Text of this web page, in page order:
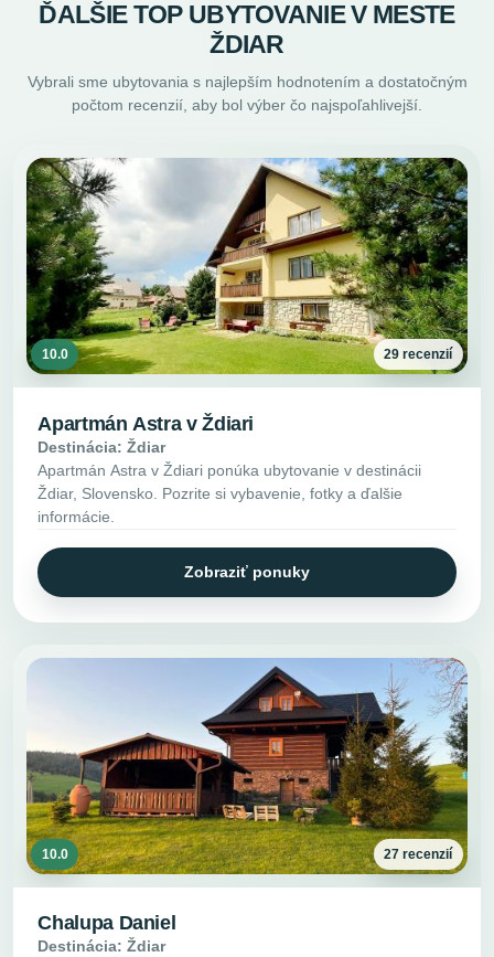
ĎALŠIE TOP UBYTOVANIE V MESTE
ŽDIAR
Vybrali sme ubytovania s najlepším hodnotením a dostatočným
počtom recenzií, aby bol výber čo najspoľahlivejší.
10.0 29 recenzií
Apartmán Astra v Ždiari
Destinácia: Ždiar
Apartmán Astra v Ždiari ponúka ubytovanie v destinácii
Ždiar, Slovensko. Pozrite si vybavenie, fotky a ďalšie
informácie.
Zobraziť ponuky
10.0 27 recenzií
Chalupa Daniel
Destinácia: Ždiar